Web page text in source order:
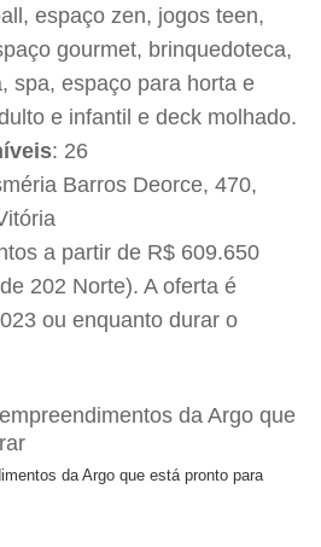
espaço zen, jogos teen,
gourmet, brinquedoteca,
spa, espaço para horta e
e infantil e deck molhado.
: 26
Barros Deorce, 470,
a partir de R$ 609.650
202 Norte). A oferta é
ou enquanto durar o
da Argo que está pronto para